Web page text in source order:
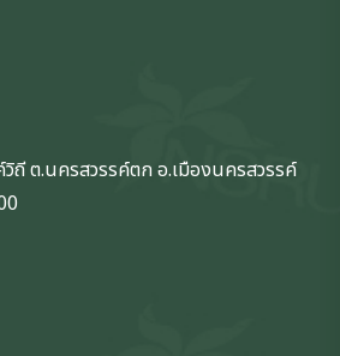
ถี ต.นครสวรรค์ตก อ.เมืองนครสวรรค์